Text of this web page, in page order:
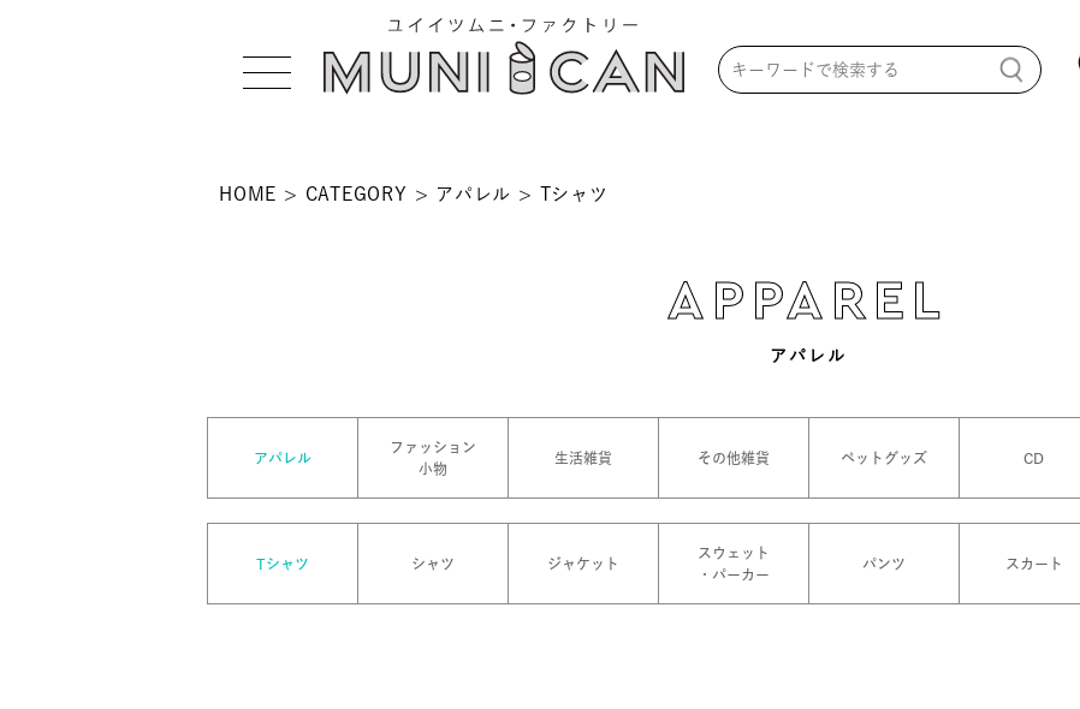
HOME CATEGORY アパレル Tシャツ
APPAREL
アパレル
アパレル
ファッション
小物
生活雑貨 その他雑貨 ペットグッズ CD
Tシャツ シャツ ジャケット
スウェット
・パーカー
パンツ スカート